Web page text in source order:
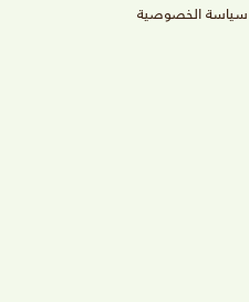
سياسة الخصوصية